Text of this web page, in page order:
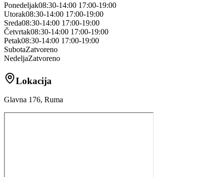
Ponedeljak08:30-14:00 17:00-19:00
Utorak08:30-14:00 17:00-19:00
Sreda08:30-14:00 17:00-19:00
Četvrtak08:30-14:00 17:00-19:00
Petak08:30-14:00 17:00-19:00
SubotaZatvoreno
NedeljaZatvoreno
Lokacija
Glavna 176, Ruma